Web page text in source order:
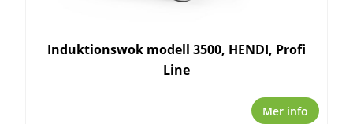
Induktionswok modell 3500, HENDI, Profi
Line
Mer info